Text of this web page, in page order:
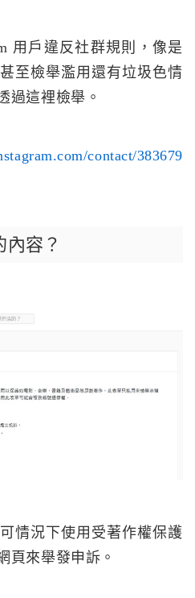
用戶違反社群規則，像是
至檢舉濫用還有垃圾色情
過這裡檢舉。
contact/383679
容？
情況下使用受著作權保護
頁來舉發申訴。